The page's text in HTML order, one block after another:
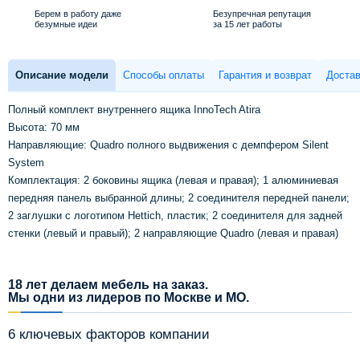
Берем в работу даже
безумные идеи
Безупречная репутация
за 15 лет работы
Описание модели Способы оплаты Гарантия и возврат
Полный комплект внутреннего ящика InnoTech Atira
Высота: 70 мм
Направляющие: Quadro полного выдвижения с демпфером Silent
System
Комплектация: 2 боковины ящика (левая и правая); 1 алюминиевая
передняя панель выбранной длины; 2 соединителя передней панели;
2 заглушки с логотипом Hettich, пластик; 2 соединителя для задней
стенки (левый и правый); 2 направляющие Quadro (левая и правая)
18 лет делаем мебель на заказ.
Мы одни из лидеров по Москве и МО.
6 ключевых факторов компании